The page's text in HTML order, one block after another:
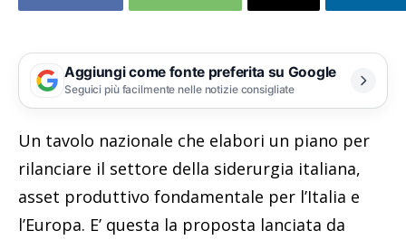
Aggiungi come fonte preferita su Google
Seguici più facilmente nelle notizie consigliate
Un tavolo nazionale che elabori un piano per
rilanciare il settore della siderurgia italiana,
asset produttivo fondamentale per l’Italia e
l’Europa. E’ questa la proposta lanciata da